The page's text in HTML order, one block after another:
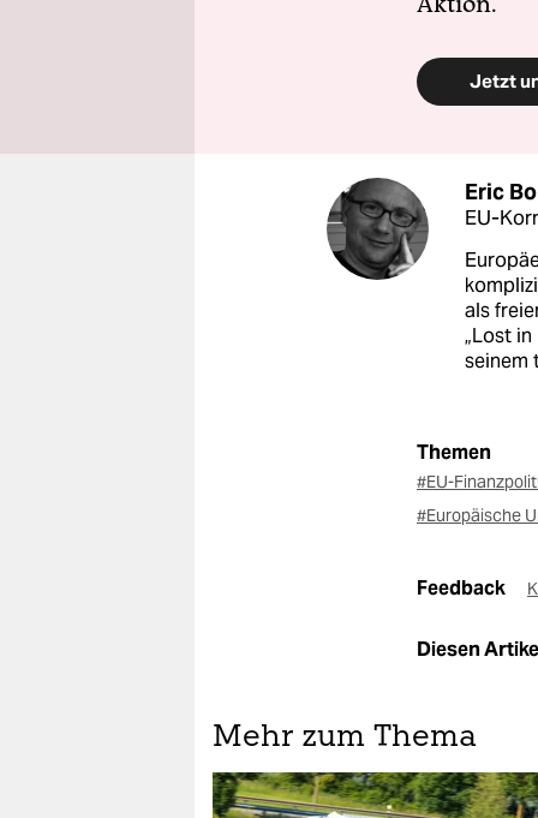
Jetzt
Eric
EU-
als
„Lost
seinem
Themen
#EU-
#Europäische
Feedback
Diesen
Mehr zum Thema